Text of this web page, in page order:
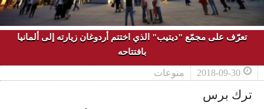
تعرّف على مجمّع "ديتيب" الذي اختتم أردوغان زيارته إلى ألمانيا
بافتتاحه
2018-09-30 منوعات
ترك برس